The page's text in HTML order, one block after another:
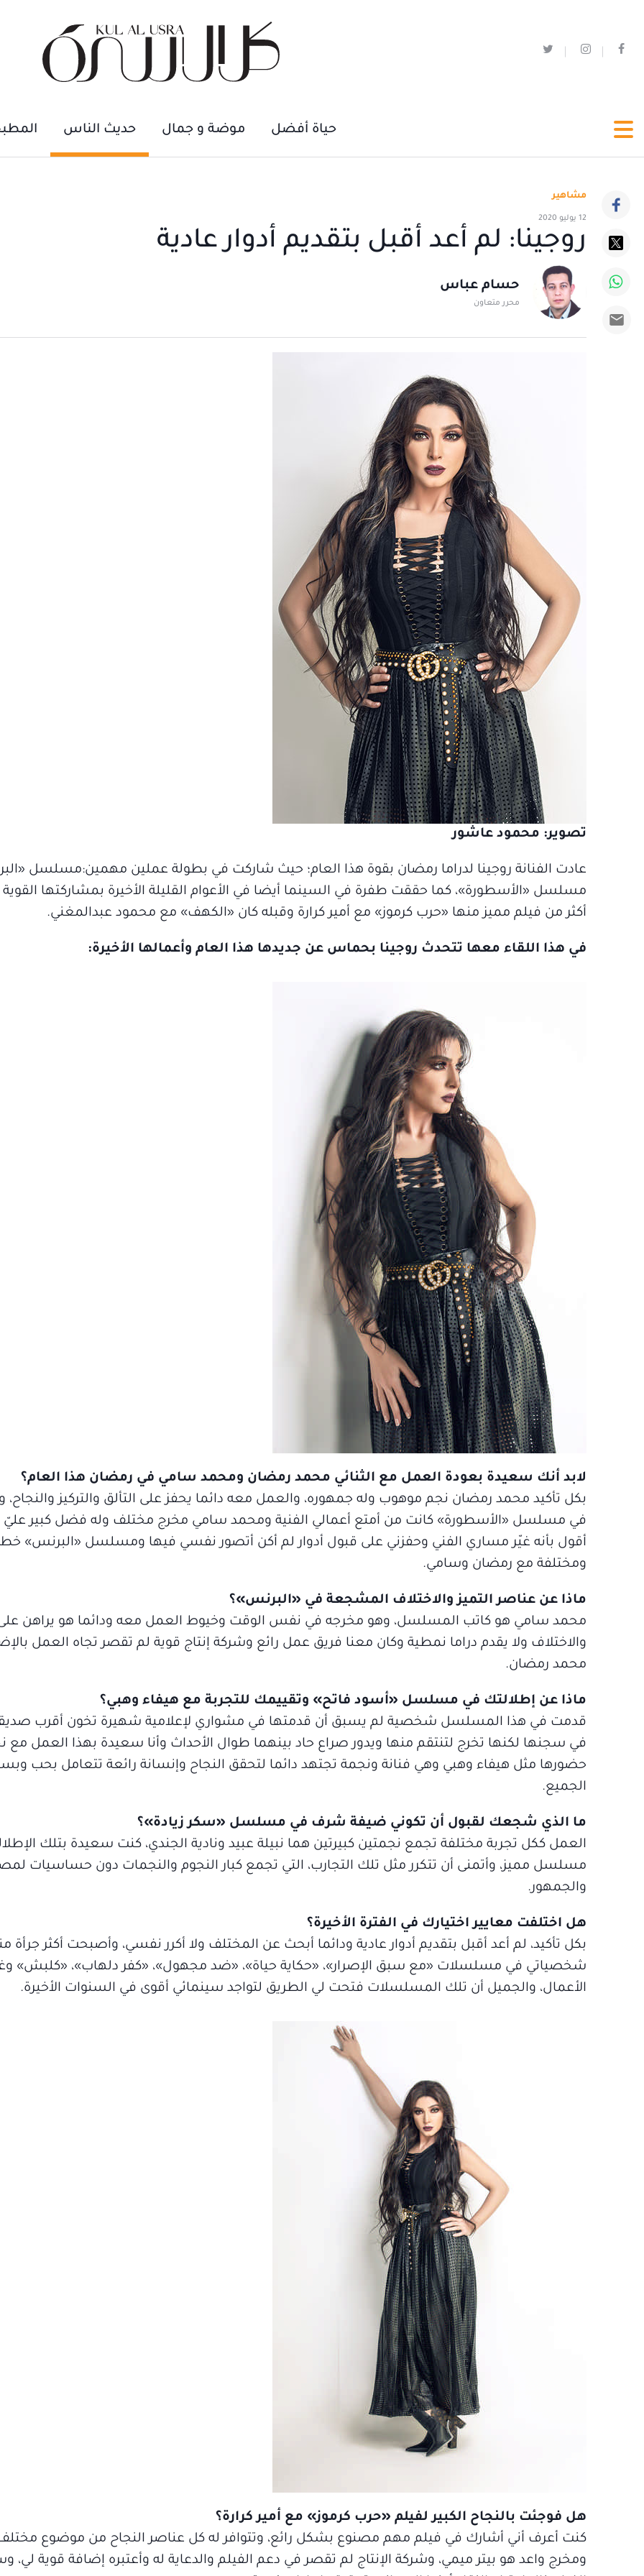
حياة أفضل موضة و جمال حديث الناس
مشاهير
12 يوليو 2020
روجينا: لم أعد أقبل بتقديم أدوار عادية
حسام عباس
محرر متعاون
تصوير: محمود عاشور
عادت الفنانة روجينا لدراما رمضان بقوة هذا العام؛ حيث شاركت في بطولة عملين مهمين:مسلسل
مسلسل «الأسطورة»، كما حققت طفرة في السينما أيضا في الأعوام القليلة الأخيرة بمشاركتها القوية
أكثر من فيلم مميز منها «حرب كرموز» مع أمير كرارة وقبله كان «الكهف» مع محمود عبدالمغني.
في هذا اللقاء معها تتحدث روجينا بحماس عن جديدها هذا العام وأعمالها الأخيرة:
لابد أنك سعيدة بعودة العمل مع الثنائي محمد رمضان ومحمد سامي في رمضان هذا العام؟
بكل تأكيد محمد رمضان نجم موهوب وله جمهوره، والعمل معه دائما يحفز على التألق والتركيز والنجاح،
في مسلسل «الأسطورة» كانت من أمتع أعمالي الفنية ومحمد سامي مخرج مختلف وله فضل كبير عليّ
أقول بأنه غيّر مساري الفني وحفزني على قبول أدوار لم أكن أتصور نفسي فيها ومسلسل «البرنس»
ومختلفة مع رمضان وسامي.
ماذا عن عناصر التميز والاختلاف المشجعة في «البرنس»؟
محمد سامي هو كاتب المسلسل، وهو مخرجه في نفس الوقت وخيوط العمل معه ودائما هو يراهن على
والاختلاف ولا يقدم دراما نمطية وكان معنا فريق عمل رائع وشركة إنتاج قوية لم تقصر تجاه العمل
محمد رمضان.
ماذا عن إطلالتك في مسلسل «أسود فاتح» وتقييمك للتجربة مع هيفاء وهبي؟
قدمت في هذا المسلسل شخصية لم يسبق أن قدمتها في مشواري لإعلامية شهيرة تخون أقرب
في سجنها لكنها تخرج لتنتقم منها ويدور صراع حاد بينهما طوال الأحداث وأنا سعيدة بهذا العمل مع
حضورها مثل هيفاء وهبي وهي فنانة ونجمة تجتهد دائما لتحقق النجاح وإنسانة رائعة تتعامل بحب
الجميع.
ما الذي شجعك لقبول أن تكوني ضيفة شرف في مسلسل «سكر زيادة»؟
العمل ككل تجربة مختلفة تجمع نجمتين كبيرتين هما نبيلة عبيد ونادية الجندي، كنت سعيدة بتلك
مسلسل مميز، وأتمنى أن تتكرر مثل تلك التجارب، التي تجمع كبار النجوم والنجمات دون حساسيات
والجمهور.
هل اختلفت معايير اختيارك في الفترة الأخيرة؟
بكل تأكيد، لم أعد أقبل بتقديم أدوار عادية ودائما أبحث عن المختلف ولا أكرر نفسي، وأصبحت أكثر جرأة
شخصياتي في مسلسلات «مع سبق الإصرار»، «حكاية حياة»، «ضد مجهول»، «كفر دلهاب»، «كلبش»
الأعمال، والجميل أن تلك المسلسلات فتحت لي الطريق لتواجد سينمائي أقوى في السنوات الأخيرة.
هل فوجئت بالنجاح الكبير لفيلم «حرب كرموز» مع أمير كرارة؟
كنت أعرف أني أشارك في فيلم مهم مصنوع بشكل رائع، وتتوافر له كل عناصر النجاح من موضوع
ومخرج واعد هو بيتر ميمي، وشركة الإنتاج لم تقصر في دعم الفيلم والدعاية له وأعتبره إضافة قوية لي،